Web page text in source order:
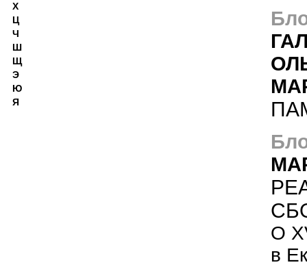
О
в
Х
Ц
Ч
Ш
Щ
Э
Ю
Я